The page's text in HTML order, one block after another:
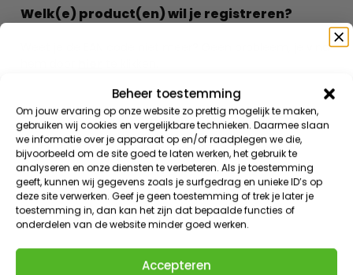
Beheer toestemming
Om jouw ervaring op onze website zo prettig mogelijk te maken,
gebruiken wij cookies en vergelijkbare technieken. Daarmee slaan
we informatie over je apparaat op en/of raadplegen we die,
bijvoorbeeld om de site goed te laten werken, het gebruik te
analyseren en onze diensten te verbeteren. Als je toestemming
geeft, kunnen wij gegevens zoals je surfgedrag en unieke ID’s op
deze site verwerken. Geef je geen toestemming of trek je later je
toestemming in, dan kan het zijn dat bepaalde functies of
onderdelen van de website minder goed werken.
Accepteren
Welk(e) product(en) wil je registreren?
Weet je de EAN code niet meer? Geen probleem, je vind
Registreer je meerdere producten? Voer dan de
barcodes komma gescheiden in, bijvoorbeeld:
8721284753629, 8721284753636.
EAN code(s) (13 cijferige
barcode)
Aantal stuks
Volgende stap
Weet je het zeker?
Registreer gratis je product en ontvang direct10%
kortingop je eerst volgende bestelling en1 jaar extra
garantiebovenop de 2 jaar fabrieksgarantie!